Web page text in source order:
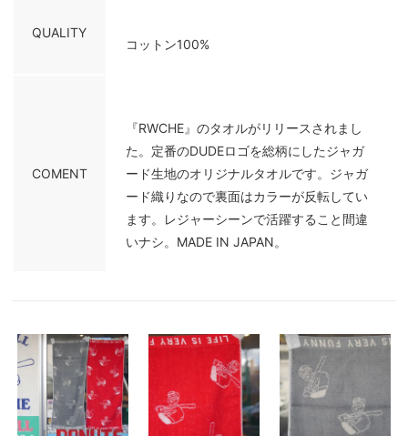
QUALITY
コットン100%
COMENT
『RWCHE』のタオルがリリースされまし
た。定番のDUDEロゴを総柄にしたジャガ
ード生地のオリジナルタオルです。ジャガ
ード織りなので裏面はカラーが反転してい
ます。レジャーシーンで活躍すること間違
いナシ。MADE IN JAPAN。